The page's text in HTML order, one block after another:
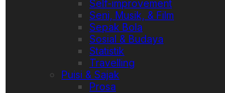
Self-improvement
Seni, Musik, & Film
Sepak Bola
Sosial & Budaya
Statistik
Travelling
Puisi & Sajak
Prosa